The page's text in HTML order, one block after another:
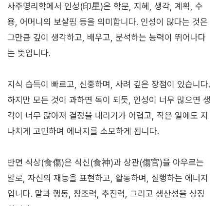
사주명리학에서 인성(印星)은 학문, 지혜, 생각, 계획, 수
용, 어머니의 보살핌 등을 의미합니다. 인성이 많다는 것은
그만큼 깊이 생각하고, 배우고, 분석하는 능력이 뛰어나다
는 뜻입니다.
지식 습득이 빠르고, 신중하며, 사려 깊은 장점이 있습니다.
하지만 모든 것이 과하면 독이 되듯, 인성이 너무 많으면 생
각이 너무 많아져 결정을 내리기가 어렵고, 작은 일에도 지
나치게 고민하며 에너지를 소모하게 됩니다.
반면 식상(食傷)은 식신(食神)과 상관(傷官)을 아우르는
말로, 자신의 재능을 표현하고, 활동하며, 실행하는 에너지
입니다. 말과 행동, 창조력, 추진력, 그리고 생산성을 상징